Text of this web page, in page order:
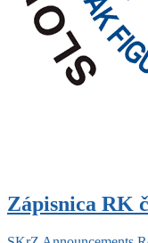
Zápisnica RK